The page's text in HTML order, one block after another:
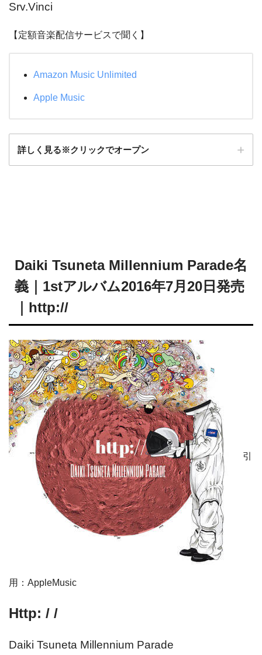
Srv.Vinci
【定額音楽配信サービスで聞く】
Amazon Music Unlimited
Apple Music
詳しく見る※クリックでオープン
Daiki Tsuneta Millennium Parade名
義｜1stアルバム2016年7月20日発売
｜http://
引
用：AppleMusic
Http: / /
Daiki Tsuneta Millennium Parade